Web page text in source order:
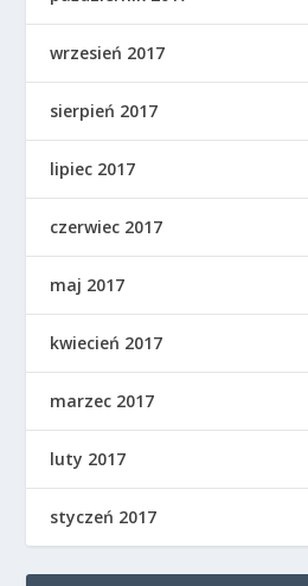
wrzesień 2017
sierpień 2017
lipiec 2017
czerwiec 2017
maj 2017
kwiecień 2017
marzec 2017
luty 2017
styczeń 2017